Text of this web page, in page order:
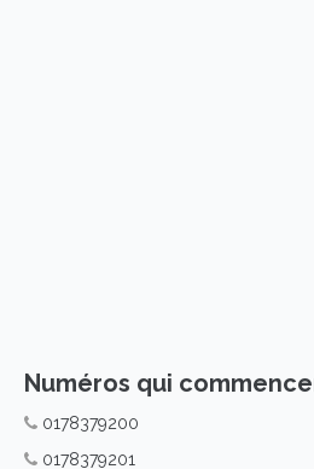
Numéros qui
0178379200
0178379201